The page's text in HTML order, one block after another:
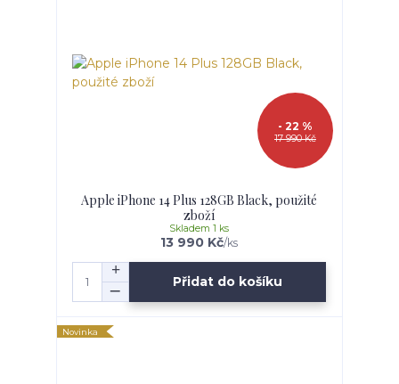
17 990 Kč
- 22 %
Apple iPhone 14 Plus 128GB Black, použité
zboží
13 990 Kč/ks
Skladem 1 ks
Přidat do košíku
Novinka